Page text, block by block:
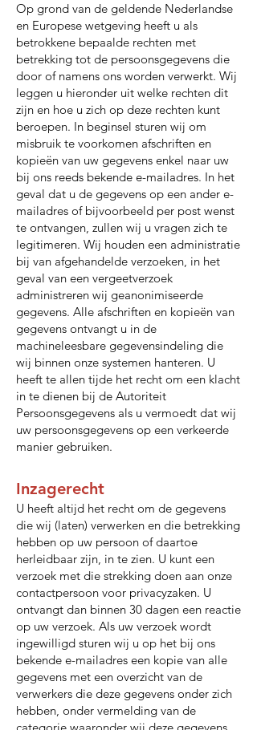
Op grond van de geldende Nederlandse
en Europese wetgeving heeft u als
betrokkene bepaalde rechten met
betrekking tot de persoonsgegevens die
door of namens ons worden verwerkt. Wij
leggen u hieronder uit welke rechten dit
zijn en hoe u zich op deze rechten kunt
beroepen. In beginsel sturen wij om
misbruik te voorkomen afschriften en
kopieën van uw gegevens enkel naar uw
bij ons reeds bekende e-mailadres. In het
geval dat u de gegevens op een ander e-
mailadres of bijvoorbeeld per post wenst
te ontvangen, zullen wij u vragen zich te
legitimeren. Wij houden een administratie
bij van afgehandelde verzoeken, in het
geval van een vergeetverzoek
administreren wij geanonimiseerde
gegevens. Alle afschriften en kopieën van
gegevens ontvangt u in de
machineleesbare gegevensindeling die
wij binnen onze systemen hanteren. U
heeft te allen tijde het recht om een klacht
in te dienen bij de Autoriteit
Persoonsgegevens als u vermoedt dat wij
uw persoonsgegevens op een verkeerde
manier gebruiken.
Inzagerecht
U heeft altijd het recht om de gegevens
die wij (laten) verwerken en die betrekking
hebben op uw persoon of daartoe
herleidbaar zijn, in te zien. U kunt een
verzoek met die strekking doen aan onze
contactpersoon voor privacyzaken. U
ontvangt dan binnen 30 dagen een reactie
op uw verzoek. Als uw verzoek wordt
ingewilligd sturen wij u op het bij ons
bekende e-mailadres een kopie van alle
gegevens met een overzicht van de
verwerkers die deze gegevens onder zich
hebben, onder vermelding van de